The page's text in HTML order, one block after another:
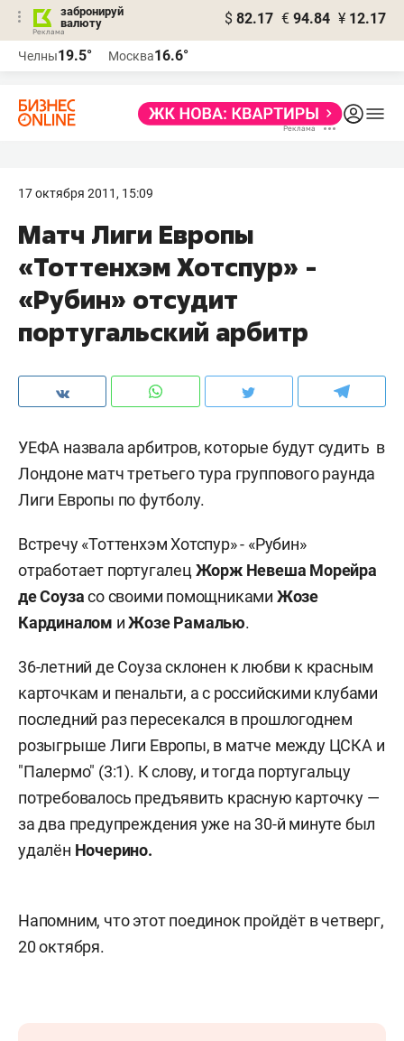
забронируй
валюту
$ 82.17 € 94.84 ¥ 12.17
Челны19.5° Москва16.6°
17 октября 2011, 15:09
Матч Лиги Европы
«Тоттенхэм Хотспур» -
«Рубин» отсудит
португальский арбитр
УЕФА назвала арбитров, которые будут судить в
Лондоне матч третьего тура группового раунда
Лиги Европы по футболу.
Встречу «Тоттенхэм Хотспур» - «Рубин»
отработает португалец Жорж Невеша Морейра
де Соузасо своими помощниками Жозе
Кардиналом иЖозе Рамалью.
36-летний де Соуза склонен к любви к красным
карточкам и пенальти, а с российскими клубами
последний раз пересекался в прошлогоднем
розыгрыше Лиги Европы, в матче между ЦСКА и
"Палермо" (3:1). К слову, и тогда португальцу
потребовалось предъявить красную карточку —
за два предупреждения уже на 30-й минуте был
удалён Ночерино.
Напомним, что этот поединок пройдёт в четверг,
20 октября.